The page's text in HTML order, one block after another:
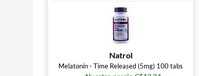
Natrol
Melatonin - Time Released (5mg) 100 tabs